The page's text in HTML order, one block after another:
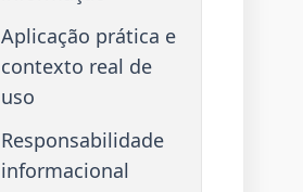
Aplicação prática e
contexto real de
uso
Responsabilidade
informacional